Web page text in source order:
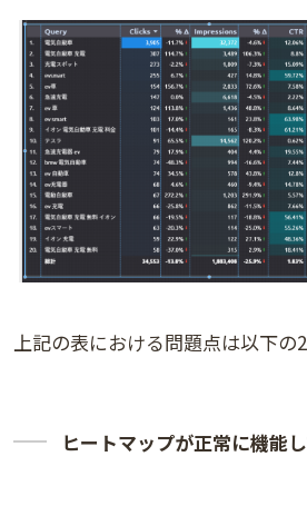
上記の表における問題点は以下の2
ヒートマップが正常に機能